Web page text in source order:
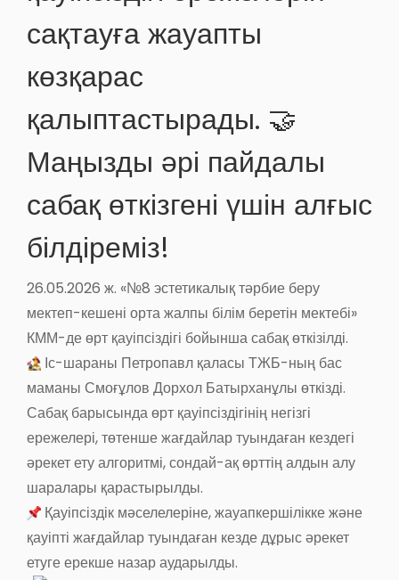
сақтауға жауапты
көзқарас
қалыптастырады. 🤝
Маңызды әрі пайдалы
сабақ өткізгені үшін алғыс
білдіреміз!
26.05.2026 ж. «№8 эстетикалық тәрбие беру
мектеп-кешені орта жалпы білім беретін мектебі»
КММ-де өрт қауіпсіздігі бойынша сабақ өткізілді.
Іс-шараны Петропавл қаласы ТЖБ-ның бас
маманы Смоғұлов Дорхол Батырханұлы өткізді.
Сабақ барысында өрт қауіпсіздігінің негізгі
ережелері, төтенше жағдайлар туындаған кездегі
әрекет ету алгоритмі, сондай-ақ өрттің алдын алу
шаралары қарастырылды.
Қауіпсіздік мәселелеріне, жауапкершілікке және
қауіпті жағдайлар туындаған кезде дұрыс әрекет
етуге ерекше назар аударылды.